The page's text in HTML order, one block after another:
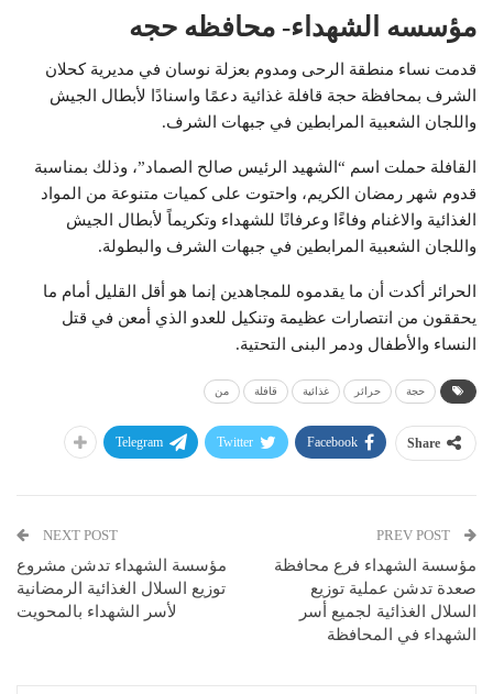
مؤسسه الشهداء- محافظه حجه
قدمت نساء منطقة الرحى ومدوم بعزلة نوسان في مديرية كحلان
الشرف بمحافظة حجة قافلة غذائية دعمًا واسنادًا لأبطال الجيش
واللجان الشعبية المرابطين في جبهات الشرف.
القافلة حملت اسم “الشهيد الرئيس صالح الصماد”، وذلك بمناسبة
قدوم شهر رمضان الكريم، واحتوت على كميات متنوعة من المواد
الغذائية والاغنام وفاءًا وعرفانًا للشهداء وتكريماً لأبطال الجيش
واللجان الشعبية المرابطين في جبهات الشرف والبطولة.
الحرائر أكدت أن ما يقدموه للمجاهدين إنما هو أقل القليل أمام ما
يحققون من انتصارات عظيمة وتنكيل للعدو الذي أمعن في قتل
النساء والأطفال ودمر البنى التحتية.
حجة حرائر غذائية قافلة من
Share
Facebook
Twitter
Telegram
مؤسسة الشهداء فرع محافظة
صعدة تدشن عملية توزيع
السلال الغذائية لجميع أسر
الشهداء في المحافظة
NEXT POST
مؤسسة الشهداء تدشن مشروع
توزيع السلال الغذائية الرمضانية
لأسر الشهداء بالمحويت